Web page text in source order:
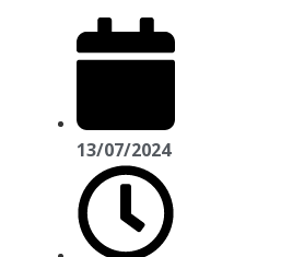
13/07/2024